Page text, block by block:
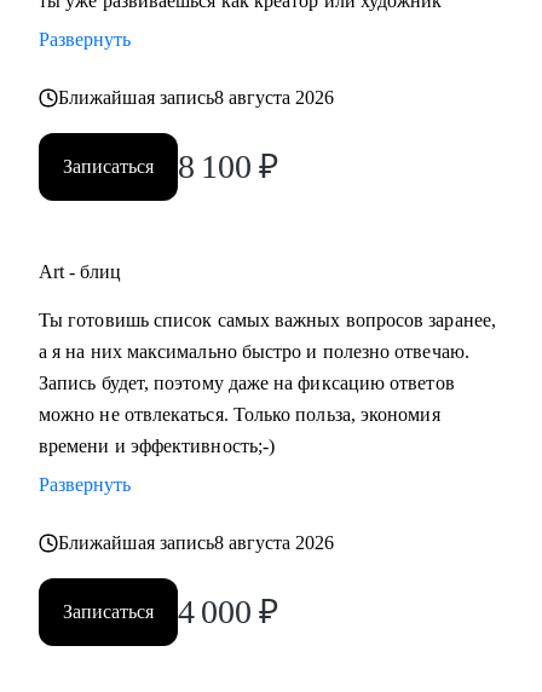
Развернуть
Ближайшая запись8 августа 2026
Записаться 8 100 ₽
Art - блиц
Ты готовишь список самых важных вопросов заранее,
а я на них максимально быстро и полезно отвечаю.
Запись будет, поэтому даже на фиксацию ответов
можно не отвлекаться. Только польза, экономия
времени и эффективность;-)
Развернуть
Ближайшая запись8 августа 2026
Записаться 4 000 ₽